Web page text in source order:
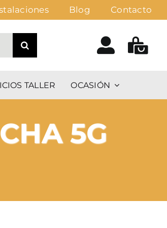
Blog Contacto
TALLER OCASIÓN
5G